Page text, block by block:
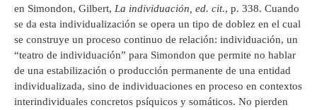
en Simondon, Gilbert, La individuación, ed. cit., p. 338. Cuando
se da esta individualización se opera un tipo de doblez en el cual
se construye un proceso continuo de relación: individuación, un
“teatro de individuación” para Simondon que permite no hablar
de una estabilización o producción permanente de una entidad
individualizada, sino de individuaciones en proceso en contextos
interindividuales concretos psíquicos y somáticos. No pierden